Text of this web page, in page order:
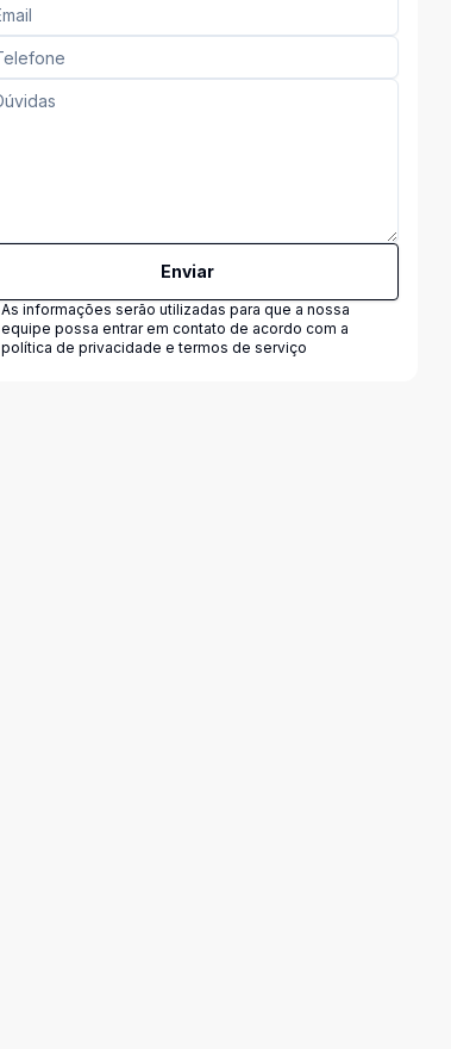
Enviar
As informações serão utilizadas para que a nossa
equipe possa entrar em contato de acordo com a
política de privacidade e termos de serviço